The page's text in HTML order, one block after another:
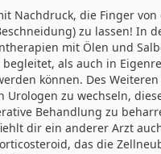
Nachdruck, die Finger von
zu lassen! In
mit Ölen und
als auch in
können. Des
Urologen zu wechseln,
Behandlung zu
dir ein anderer Arzt
das die